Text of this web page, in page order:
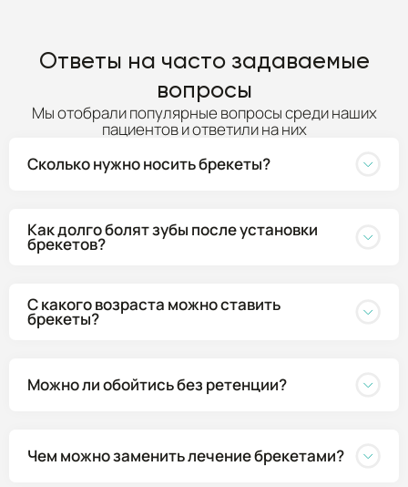
Ответы на часто задаваемые
вопросы
Мы отобрали популярные вопросы среди наших
пациентов и ответили на них
Сколько нужно носить брекеты?
Как долго болят зубы после установки
брекетов?
С какого возраста можно ставить
брекеты?
Можно ли обойтись без ретенции?
Чем можно заменить лечение брекетами?